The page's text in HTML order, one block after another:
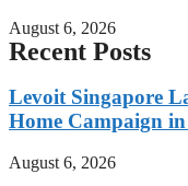
August 6, 2026
Recent Posts
Levoit Singapore
Home Campaign
August 6, 2026